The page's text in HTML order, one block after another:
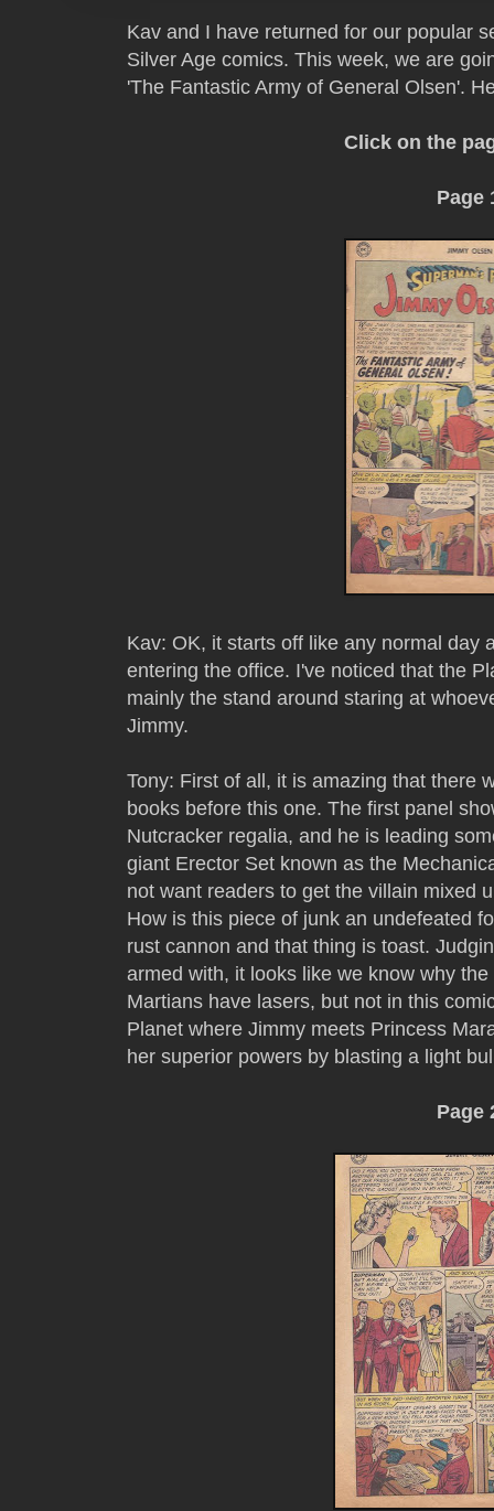
Kav and I have returned for our popular
Silver Age comics. This week, we are
'The Fantastic Army of General Olsen'.
Click on the
Page
Kav: OK, it starts off like any normal day
entering the office. I've noticed that the
mainly the stand around staring at
Jimmy.
Tony: First of all, it is amazing that there
books before this one. The first panel
Nutcracker regalia, and he is leading
giant Erector Set known as the
not want readers to get the villain mixed
How is this piece of junk an undefeated
rust cannon and that thing is toast.
armed with, it looks like we know why
Martians have lasers, but not in this
Planet where Jimmy meets Princess
her superior powers by blasting a light
Page